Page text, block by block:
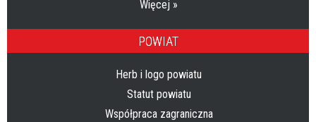
Więcej »
POWIAT
Herb i logo powiatu
Statut powiatu
Współpraca zagraniczna